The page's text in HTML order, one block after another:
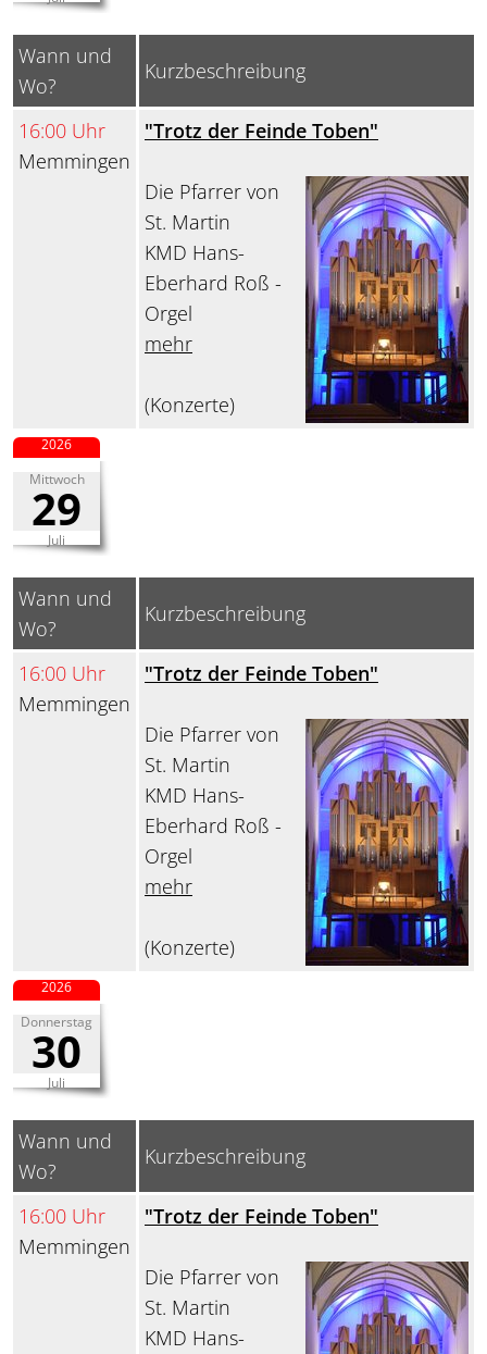
Wann und
Wo?
Kurzbeschreibung
16:00 Uhr
Memmingen
"Trotz der Feinde Toben"
Die Pfarrer von
St. Martin
KMD Hans-
Eberhard Roß -
Orgel
mehr
(Konzerte)
Mittwoch
29
Juli
2026
Wann und
Wo?
Kurzbeschreibung
16:00 Uhr
Memmingen
"Trotz der Feinde Toben"
Die Pfarrer von
St. Martin
KMD Hans-
Eberhard Roß -
Orgel
mehr
(Konzerte)
Donnerstag
30
Juli
2026
Wann und
Wo?
Kurzbeschreibung
16:00 Uhr
Memmingen
"Trotz der Feinde Toben"
Die Pfarrer von
St. Martin
KMD Hans-